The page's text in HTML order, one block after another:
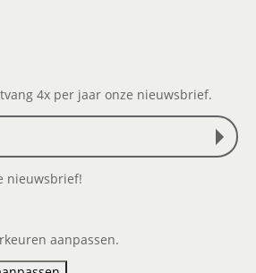
4x per jaar onze nieuwsbrief.
nieuwsbrief!
aanpassen.